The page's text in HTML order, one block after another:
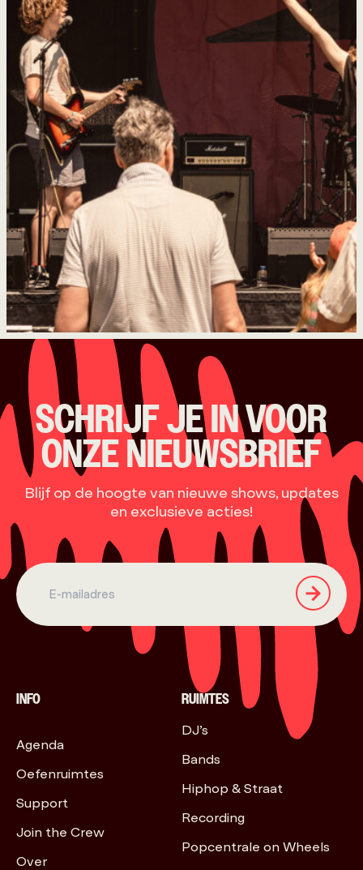
SCHRIJF JE IN VOOR
ONZE NIEUWSBRIEF
Blijf op de hoogte van nieuwe shows, updates
en exclusieve acties!
INFO
Agenda
Oefenruimtes
Support
Join the Crew
Over
RUIMTES
DJ’s
Bands
Hiphop & Straat
Recording
Popcentrale on Wheels